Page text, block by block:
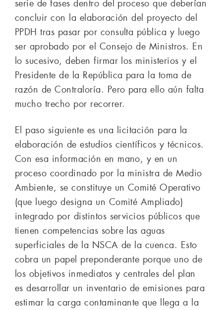
serie de fases dentro del proceso que deberían
concluir con la elaboración del proyecto del
PPDH tras pasar por consulta pública y luego
ser aprobado por el Consejo de Ministros. En
lo sucesivo, deben firmar los ministerios y el
Presidente de la República para la toma de
razón de Contraloría. Pero para ello aún falta
mucho trecho por recorrer.
El paso siguiente es una licitación para la
elaboración de estudios científicos y técnicos.
Con esa información en mano, y en un
proceso coordinado por la ministra de Medio
Ambiente, se constituye un Comité Operativo
(que luego designa un Comité Ampliado)
integrado por distintos servicios públicos que
tienen competencias sobre las aguas
superficiales de la NSCA de la cuenca. Esto
cobra un papel preponderante porque uno de
los objetivos inmediatos y centrales del plan
es desarrollar un inventario de emisiones para
estimar la carga contaminante que llega a la